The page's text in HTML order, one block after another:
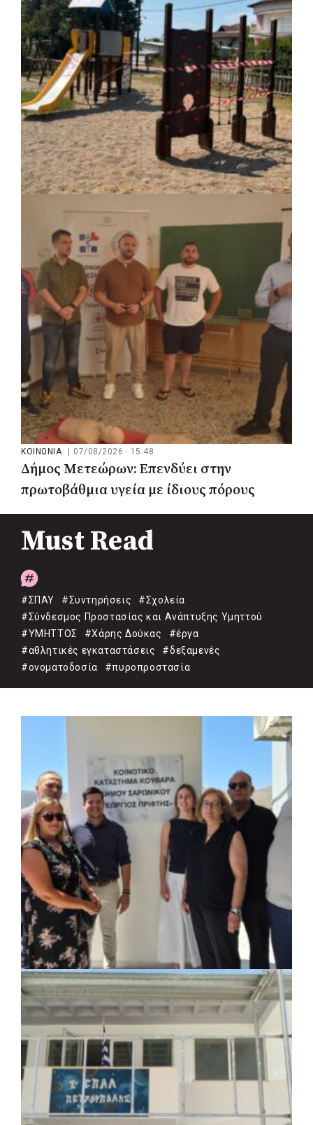
στον Υμηττό
Δήμος Πέλλας: Σε προσωρινή αναστολή
λειτουργίας όλες οι παιδικές χαρές
ΚΟΙΝΩΝΙΑ 07/08/2026 · 15:48
Δήμος Μετεώρων: Επενδύει στην
πρωτοβάθμια υγεία με ίδιους πόρους
Must Read
#ΣΠΑΥ #Συντηρήσεις
#Σχολεία
#Σύνδεσμος Προστασίας και Ανάπτυξης Υμηττού
#ΥΜΗΤΤΟΣ
#Χάρης Δούκας
#έργα
#αθλητικές εγκαταστάσεις
#δεξαμενές
#ονοματοδοσία
#πυροπροστασία
ΚΟΙΝΩΝΙΑ | 07/08/2026 · 18:01
Το Δημοτικό Κατάστημα Κουβαρά φέρει
πλέον το όνομα «Γεώργιος Πρίφτης»